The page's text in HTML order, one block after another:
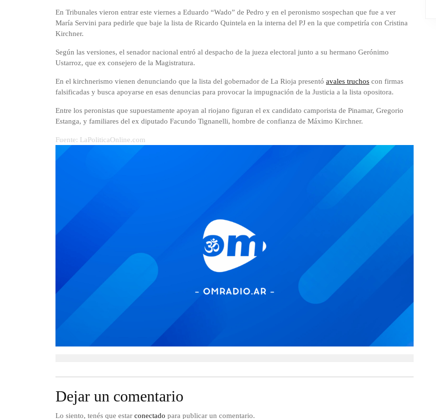
octubre
2024
En Tribunales vieron entrar este viernes a Eduardo “Wado” de Pedro y en el peronismo sospechan que fue a ver
María Servini para pedirle que baje la lista de Ricardo Quintela en la interna del PJ en la que competiría con Cristina
Kirchner.
Según las versiones, el senador nacional entró al despacho de la jueza electoral junto a su hermano Gerónimo
Ustarroz, que ex consejero de la Magistratura.
En el kirchnerismo vienen denunciando que la lista del gobernador de La Rioja presentó avales truchos con firmas
falsificadas y busca apoyarse en esas denuncias para provocar la impugnación de la Justicia a la lista opositora.
Entre los peronistas que supuestamente apoyan al riojano figuran el ex candidato camporista de Pinamar, Gregorio
Estanga, y familiares del ex diputado Facundo Tignanelli, hombre de confianza de Máximo Kirchner.
Fuente: LaPoliticaOnline.com
Dejar un comentario
Lo siento, tenés que estar conectado para publicar un comentario.